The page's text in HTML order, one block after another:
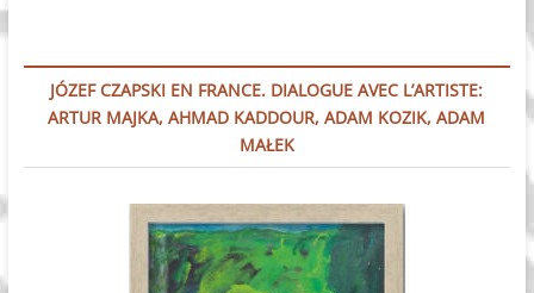
JÓZEF CZAPSKI EN FRANCE. DIALOGUE AVEC L’ARTISTE:
ARTUR MAJKA, AHMAD KADDOUR, ADAM KOZIK, ADAM
MAŁEK